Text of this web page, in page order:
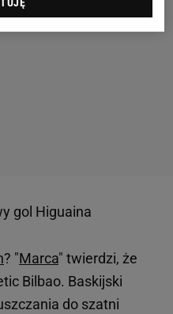
gol Higuaina
? "Marca" twierdzi, że
Bilbao. Baskijski
do szatni